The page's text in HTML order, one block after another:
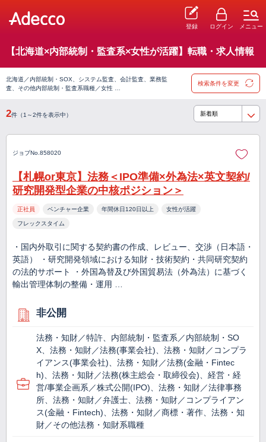
登録 ログイン メニュー
【北海道×内部統制・監査系×女性が活躍】転職・求人情報
北海道／内部統制・SOX、システム監査、会計監査、業務監
査、その他内部統制・監査系職種／女性 …
検索条件を変更
2件（1～2件を表示中）
ジョブNo.858020
【札幌or東京】法務＜IPO準備×外為法×英文契約/
研究開発型企業の中核ポジション＞
正社員 ベンチャー企業 年間休日120日以上 女性が活躍
フレックスタイム
・国内外取引に関する契約書の作成、レビュー、交渉（日本語・
英語） ・研究開発領域における知財・技術契約・共同研究契約
の法的サポート ・外国為替及び外国貿易法（外為法）に基づく
輸出管理体制の整備・運用 …
非公開
法務・知財／特許、内部統制・監査系／内部統制・SO
X、法務・知財／法務(事業会社)、法務・知財／コンプラ
イアンス(事業会社)、法務・知財／法務(金融・Fintec
h)、法務・知財／法務(株主総会・取締役会)、経営・経
営/事業企画系／株式公開(IPO)、法務・知財／法律事務
所、法務・知財／弁護士、法務・知財／コンプライアン
ス(金融・Fintech)、法務・知財／商標・著作、法務・知
財／その他法務・知財系職種